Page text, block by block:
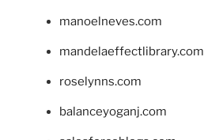
manoelneves.com
mandelaeffectlibrary.com
roselynns.com
balanceyoganj.com